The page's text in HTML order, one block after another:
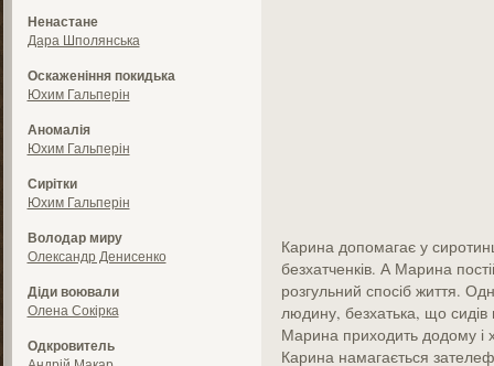
Ненастане
Дара Шполянська
Оскаженіння покидька
Юхим Гальперін
Аномалія
Юхим Гальперін
Сирітки
Юхим Гальперін
Володар миру
Олександр Денисенко
Діди воювали
Олена Сокірка
Одкровитель
Карина допомагає у
безхатченків. А Марина
розгульний спосіб життя.
людину, безхатька, що сидів
Марина приходить додому і
Карина намагається